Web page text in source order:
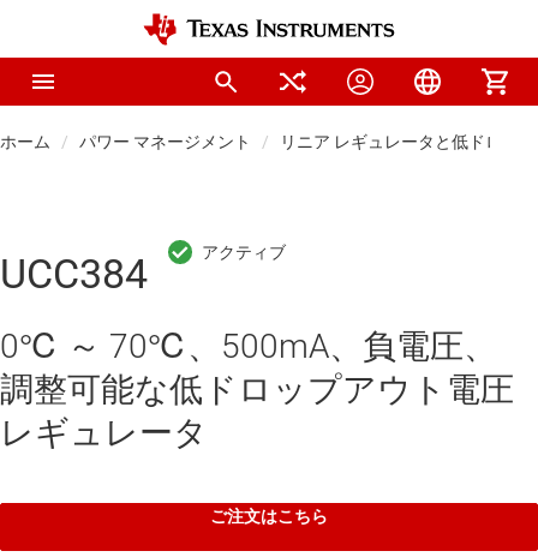
ホーム パワー マネージメント リニア レギュレータと低ドロッ
UCC384
0℃ ～ 70℃、500mA、負電圧、
調整可能な低ドロップアウト電圧
レギュレータ
ご注文はこちら